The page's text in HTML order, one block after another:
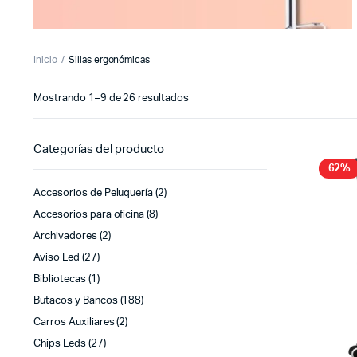
Inicio Sillas ergonómicas
Mostrando 1–9 de 26 resultadosSorted
62%
Categorías del producto
Accesorios de Peluquería (2)
Accesorios para oficina (8)
Archivadores (2)
Aviso Led (27)
Bibliotecas (1)
Butacos y Bancos (188)
Carros Auxiliares (2)
Chips Leds (27)